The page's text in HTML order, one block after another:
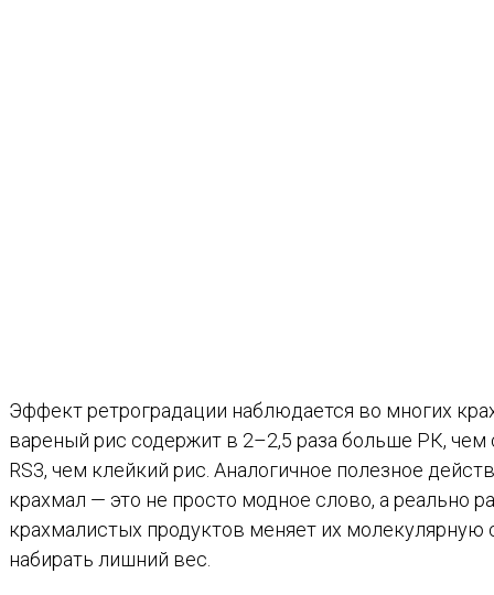
Эффект ретроградации наблюдается во многих
вареный рис содержит в 2–2,5 раза больше РК,
RS3, чем клейкий рис. Аналогичное полезное
крахмал — это не просто модное слово, а реально
крахмалистых продуктов меняет их молекулярную
набирать лишний вес.